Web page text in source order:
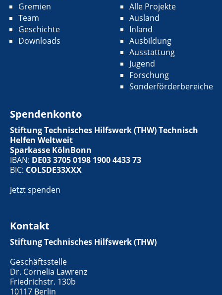
Gremien
Team
Geschichte
Downloads
Alle Projekte
Ausland
Inland
Ausbildung
Ausstattung
Jugend
Forschung
Sonderförderbereiche
Spendenkonto
Stiftung Technisches Hilfswerk (THW) Technisch
Helfen Weltweit
Sparkasse KölnBonn
IBAN: DE03 3705 0198 1900 4433 73
BIC: COLSDE33XXX
Jetzt spenden
Kontakt
Stiftung Technisches Hilfswerk (THW)
Geschäftsstelle
Dr. Cornelia Lawrenz
Friedrichstr. 130b
10117 Berlin